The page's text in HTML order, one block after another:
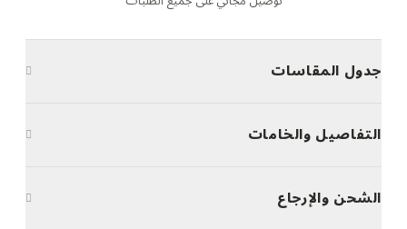
جدول المقاسات
التفاصيل والخامات
الشحن والإرجاع